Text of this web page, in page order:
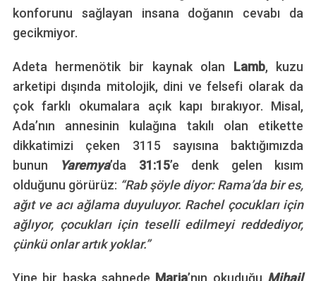
konforunu sağlayan insana doğanın cevabı da
gecikmiyor.
Adeta hermenötik bir kaynak olan Lamb, kuzu
arketipi dışında mitolojik, dini ve felsefi olarak da
çok farklı okumalara açık kapı bırakıyor. Misal,
Ada’nın annesinin kulağına takılı olan etikette
dikkatimizi çeken 3115 sayısına baktığımızda
bunun
Yaremya’da 31:15’e denk gelen kısım
olduğunu görürüz: “Rab şöyle diyor: Rama’da bir es,
ağıt ve acı ağlama duyuluyor. Rachel çocukları için
ağlıyor, çocukları için teselli edilmeyi reddediyor,
çünkü onlar artık yoklar.”